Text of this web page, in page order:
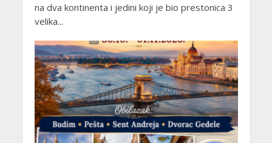
na dva kontinenta i jedini koji je bio prestonica 3
velika...